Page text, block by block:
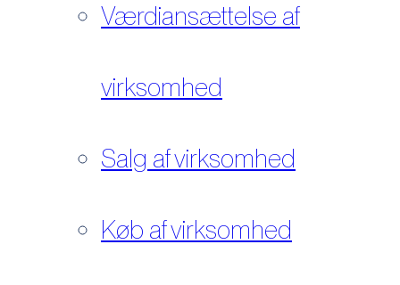
Værdiansættelse af
virksomhed
Salg af virksomhed
Køb af virksomhed